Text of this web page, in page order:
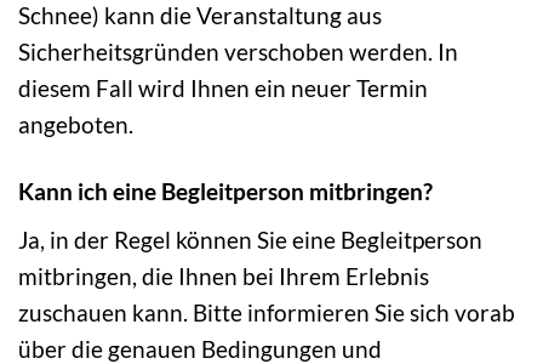
Schnee) kann die Veranstaltung aus
Sicherheitsgründen verschoben werden. In
diesem Fall wird Ihnen ein neuer Termin
angeboten.
Kann ich eine Begleitperson mitbringen?
Ja, in der Regel können Sie eine Begleitperson
mitbringen, die Ihnen bei Ihrem Erlebnis
zuschauen kann. Bitte informieren Sie sich vorab
über die genauen Bedingungen und